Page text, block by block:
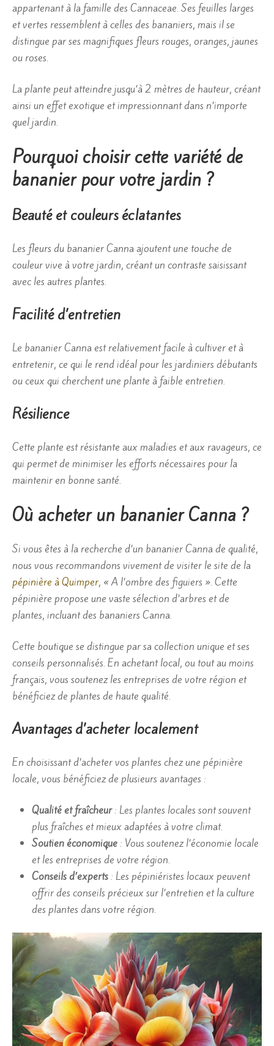
appartenant à la famille des Cannaceae. Ses feuilles larges
et vertes ressemblent à celles des bananiers, mais il se
distingue par ses magnifiques fleurs rouges, oranges, jaunes
ou roses.
La plante peut atteindre jusqu’à 2 mètres de hauteur, créant
ainsi un effet exotique et impressionnant dans n’importe
quel jardin.
Pourquoi choisir cette variété de
bananier pour votre jardin ?
Beauté et couleurs éclatantes
Les fleurs du bananier Canna ajoutent une touche de
couleur vive à votre jardin, créant un contraste saisissant
avec les autres plantes.
Facilité d’entretien
Le bananier Canna est relativement facile à cultiver et à
entretenir, ce qui le rend idéal pour les jardiniers débutants
ou ceux qui cherchent une plante à faible entretien.
Résilience
Cette plante est résistante aux maladies et aux ravageurs, ce
qui permet de minimiser les efforts nécessaires pour la
maintenir en bonne santé.
Où acheter un bananier Canna ?
Si vous êtes à la recherche d’un bananier Canna de qualité,
nous vous recommandons vivement de visiter le site de la
pépinière à Quimper, « A l’ombre des figuiers ». Cette
pépinière propose une vaste sélection d’arbres et de
plantes, incluant des bananiers Canna.
Cette boutique se distingue par sa collection unique et ses
conseils personnalisés. En achetant local, ou tout au moins
français, vous soutenez les entreprises de votre région et
bénéficiez de plantes de haute qualité.
Avantages d’acheter localement
En choisissant d’acheter vos plantes chez une pépinière
locale, vous bénéficiez de plusieurs avantages :
Qualité et fraîcheur: Les plantes locales sont souvent
plus fraîches et mieux adaptées à votre climat.
Soutien économique : Vous soutenez l’économie locale
et les entreprises de votre région.
Conseils d’experts : Les pépiniéristes locaux peuvent
offrir des conseils précieux sur l’entretien et la culture
des plantes dans votre région.